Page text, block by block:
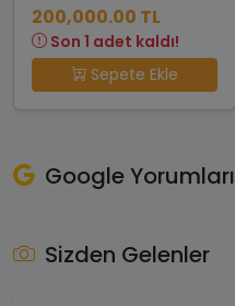
200,000.00 TL
Son 1 adet kaldı!
Sepete Ekle
Google Yorumları
Sizden Gelenler